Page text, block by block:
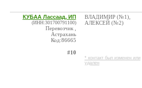
КУБАА Лассаад, ИП
(ИНН:301700791100)
Перевозчик ,
Астрахань
Код:86665
#10
ВЛАДИМИР (№1),
АЛЕКСЕЙ (№2)
* контакт был изменен или
удален